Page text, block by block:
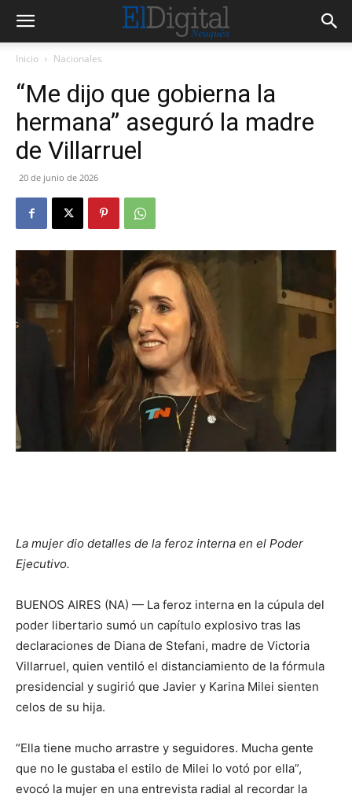
Inicio Nacionales
“Me dijo que gobierna la
hermana” aseguró la madre
de Villarruel
20 de junio de 2026
La mujer dio detalles de la feroz interna en el Poder
Ejecutivo.
BUENOS AIRES (NA) — La feroz interna en la cúpula del
poder libertario sumó un capítulo explosivo tras las
declaraciones de Diana de Stefani, madre de Victoria
Villarruel, quien ventiló el distanciamiento de la fórmula
presidencial y sugirió que Javier y Karina Milei sienten
celos de su hija.
“Ella tiene mucho arrastre y seguidores. Mucha gente
que no le gustaba el estilo de Milei lo votó por ella”,
evocó la mujer en una entrevista radial al recordar la